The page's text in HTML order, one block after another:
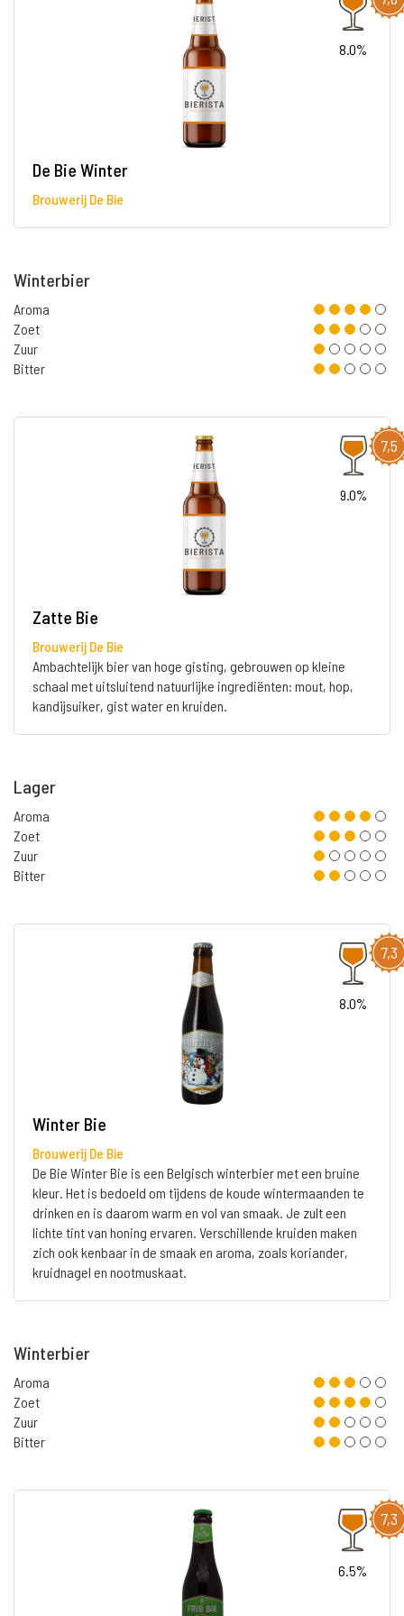
8.0%
De Bie Winter
Brouwerij De Bie
Winterbier
Aroma
Zoet
Zuur
Bitter
7,5
9.0%
Zatte Bie
Brouwerij De Bie
Ambachtelijk bier van hoge gisting, gebrouwen op kleine
schaal met uitsluitend natuurlijke ingrediënten: mout, hop,
kandijsuiker, gist water en kruiden.
Lager
Aroma
Zoet
Zuur
Bitter
7,3
8.0%
Winter Bie
Brouwerij De Bie
De Bie Winter Bie is een Belgisch winterbier met een bruine
kleur. Het is bedoeld om tijdens de koude wintermaanden te
drinken en is daarom warm en vol van smaak. Je zult een
lichte tint van honing ervaren. Verschillende kruiden maken
zich ook kenbaar in de smaak en aroma, zoals koriander,
kruidnagel en nootmuskaat.
Winterbier
Aroma
Zoet
Zuur
Bitter
7,3
6.5%